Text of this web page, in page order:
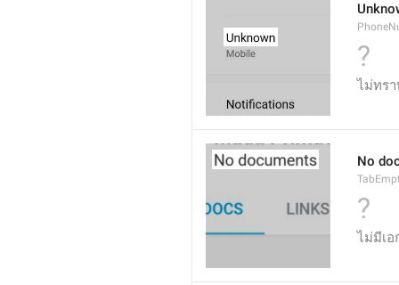
?
ไม่ทร
No
?
ไม่มีเอ